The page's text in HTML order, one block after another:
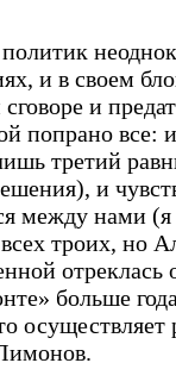
и в своем
и
попрано все:
третий
и
между нами (я
троих, но
больше
осуществляет